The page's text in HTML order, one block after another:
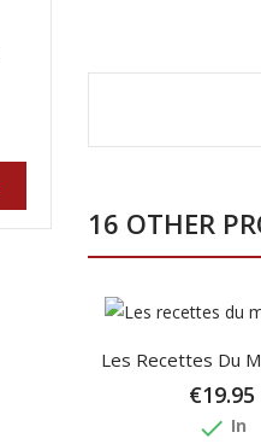
16 OTHER
Les Recettes Du
€19.95
done In